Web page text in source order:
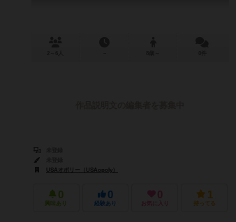
USAオポリー（USAopoly）
0
興味あり
0
経験あり
0
お気に入り
1
持ってる